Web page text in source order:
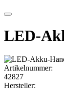
LED-
Artikelnummer:
42827
Hersteller: